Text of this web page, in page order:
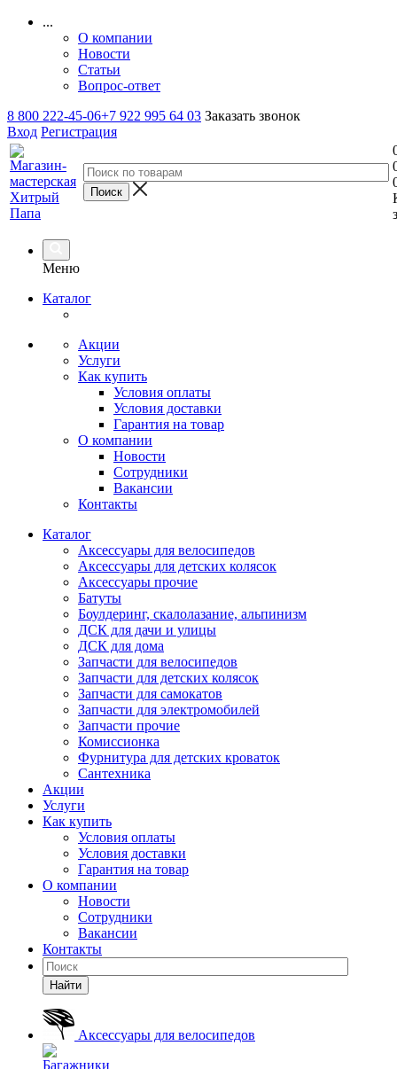
...
О компании
Новости
Статьи
Вопрос-ответ
8 800 222-45-06+7 922 995 64 03 Заказать звонок
Вход Регистрация
Меню
Каталог
Акции
Услуги
Как купить
Условия оплаты
Условия доставки
Гарантия на товар
О компании
Новости
Сотрудники
Вакансии
Контакты
Каталог
Аксессуары для велосипедов
Аксессуары для детских колясок
Аксессуары прочие
Батуты
Боулдеринг, скалолазание, альпинизм
ДСК для дачи и улицы
ДСК для дома
Запчасти для велосипедов
Запчасти для детских колясок
Запчасти для самокатов
Запчасти для электромобилей
Запчасти прочие
Комиссионка
Фурнитура для детских кроваток
Сантехника
Акции
Услуги
Как купить
Условия оплаты
Условия доставки
Гарантия на товар
О компании
Новости
Сотрудники
Вакансии
Контакты
Найти
Аксессуары для велосипедов